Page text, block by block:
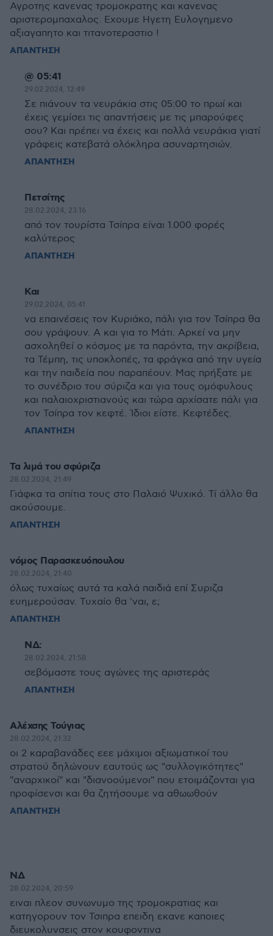
Αγροτης κανενας τρομοκρατης και κανενας
αριστερομπαχαλος. Εχουμε Ηγετη Ευλογημενο
αξιαγαπητο και τιτανοτεραστιο !
ΑΠΑΝΤΗΣΗ
@ 05:41
29.02.2024, 12:49
Σε πιάνουν τα νευράκια στις 05:00 το πρωί και
έχεις γεμίσει τις απαντήσεις με τις μπαρούφες
σου? Και πρέπει να έχεις και πολλά νευράκια γιατί
γράφεις κατεβατά ολόκληρα ασυναρτησιών.
ΑΠΑΝΤΗΣΗ
Πετσίτης
28.02.2024, 23:16
από τον τουρίστα Τσίπρα είναι 1.000 φορές
καλύτερος
ΑΠΑΝΤΗΣΗ
Και
29.02.2024, 05:41
να επαινέσεις τον Κυριάκο, πάλι για τον Τσίπρα θα
σου γράψουν. Α και για το Μάτι. Αρκεί να μην
ασχοληθεί ο κόσμος με τα παρόντα, την ακρίβεια,
τα Τέμπη, τις υποκλοπές, τα φράγκα από την υγεία
και την παιδεία που παραπέουν. Μας πρήξατε με
το συνέδριο του σύριζα και για τους ομόφυλους
και παλαιοχριστιανούς και τώρα αρχίσατε πάλι για
τον Τσίπρα τον κεφτέ. Ίδιοι είστε. Κεφτέδες.
ΑΠΑΝΤΗΣΗ
Τα λιμά του σφύριζα
28.02.2024, 21:49
Γιάφκα τα σπίτια τους στο Παλαιό Ψυχικό. Τί άλλο θα
ακούσουμε.
ΑΠΑΝΤΗΣΗ
νόμος Παρασκευόπουλου
28.02.2024, 21:40
όλως τυχαίως αυτά τα καλά παιδιά επί Συριζα
ευημερούσαν. Τυχαίο θα 'ναι, ε;
ΑΠΑΝΤΗΣΗ
ΝΔ:
28.02.2024, 21:58
σεβόμαστε τους αγώνες της αριστεράς
ΑΠΑΝΤΗΣΗ
Αλέχσης Τούγιας
28.02.2024, 21:32
οι 2 καραβανάδες εεε μάχιμοι αξιωματικοί του
στρατού δηλώνουν εαυτούς ως "συλλογικότητες"
"αναρχικοί" και "διανοούμενοι" που ετοιμάζονται για
προφίσενσι και θα ζητήσουμε να αθωωθούν
ΑΠΑΝΤΗΣΗ
ΝΔ
28.02.2024, 20:59
ειναι πλεον συνωνυμο της τρομοκρατιας και
κατηγορουν τον Τσιπρα επειδη εκανε καποιες
διευκολυνσεις στον κουφοντινα